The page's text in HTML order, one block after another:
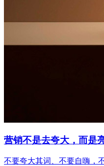
营销不是去夸大，而是
不要夸大其词、不要自嗨，